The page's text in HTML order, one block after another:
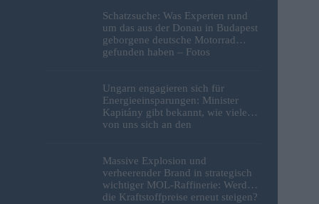
Schatzsuche: Was Experten rund
um das aus der Donau in Budapest
geborgene deutsche Motorrad
gefunden haben – Fotos
Ungarn engagieren sich für
Energieeinsparungen: Minister
Kapitány gibt bekannt, wie viele
von uns sich an den
Massive Explosion und
verheerender Brand in strategisch
wichtiger MOL-Raffinerie: Werden
die Kraftstoffpreise erneut steigen?